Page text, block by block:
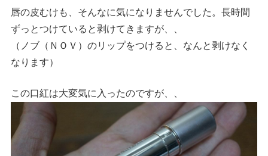
唇の皮むけも、そんなに気になりませんでした。長時間
ずっとつけていると剥けてきますが、、
（ノブ（ＮＯＶ）のリップをつけると、なんと剥けなく
なります）
この口紅は大変気に入ったのですが、、